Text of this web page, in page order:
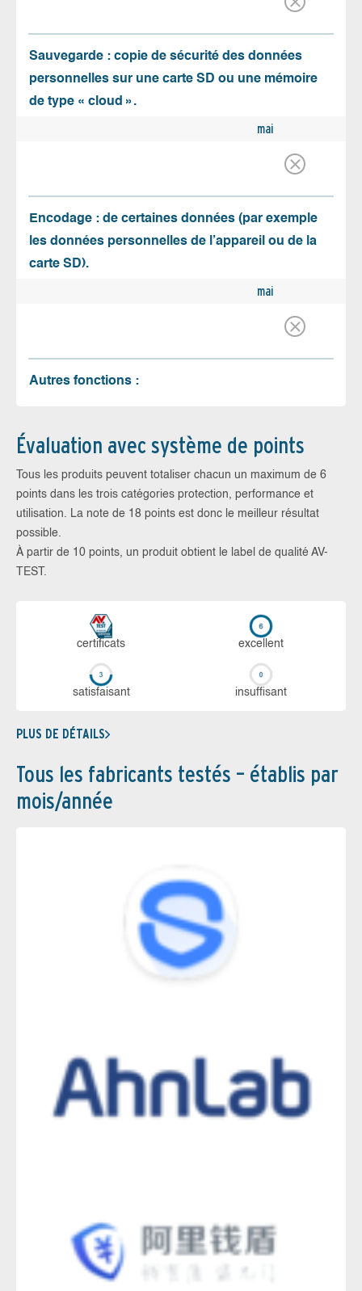
Sauvegarde : copie de sécurité des données
personnelles sur une carte SD ou une mémoire
de type « cloud ».
mai
Encodage : de certaines données (par exemple
les données personnelles de l’appareil ou de la
carte SD).
mai
Autres fonctions :
Évaluation avec système de points
Tous les produits peuvent totaliser chacun un maximum de 6
points dans les trois catégories protection, performance et
utilisation. La note de 18 points est donc le meilleur résultat
possible.
À partir de 10 points, un produit obtient le label de qualité AV-
TEST.
certi­ficats ex­cellent
sa­tis­fai­sant in­suf­fi­sant
PLUS DE DÉTAILS
Tous les fabricants testés – établis par
mois/année